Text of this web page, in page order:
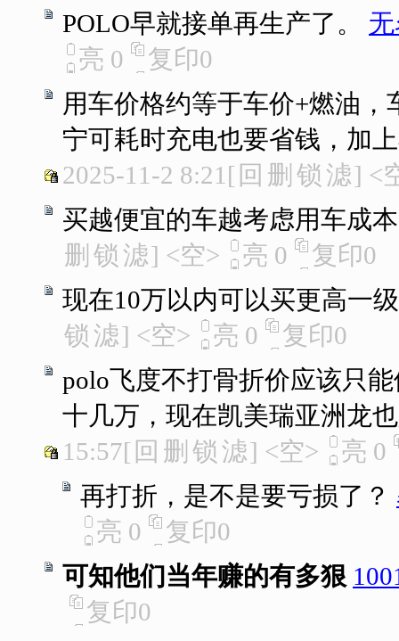
POLO早就接单再生产了。
亮 0 复印0
用车价格约等于车价+燃油
宁可耗时充电也要省钱，加
2025-11-2 8:21 [ 回 删 锁 滤] <
买越便宜的车越考虑用车成
删 锁 滤] <空> 亮 0 复印0
现在10万以内可以买更高一
锁 滤] <空> 亮 0 复印0
polo飞度不打骨折价应该只
十几万，现在凯美瑞亚洲龙
15:57[ 回 删 锁 滤] <空> 亮 0
再打折，是不是要亏损了？
亮 0 复印0
可知他们当年赚的有多狠
复印0